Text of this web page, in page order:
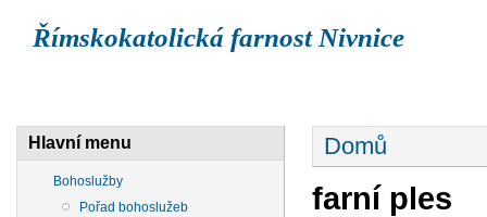
Římskokatolická farnost Nivnice
Hlavní menu
Bohoslužby
Pořad bohoslužeb
Domů
farní ples